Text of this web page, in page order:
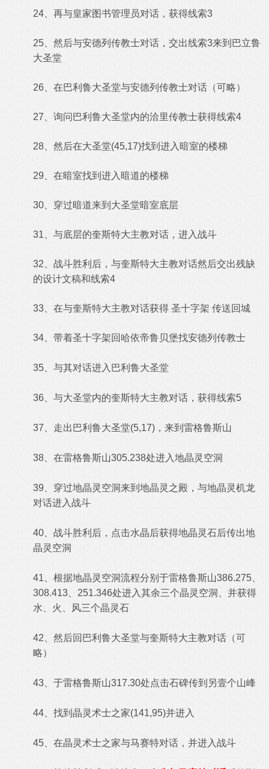
24、再与皇家图书管理员对话，获得线索3
25、然后与安德列传教士对话，交出线索3来到巴立鲁
大圣堂
26、在巴利鲁大圣堂与安德列传教士对话（可略）
27、询问巴利鲁大圣堂内的洽里传教士获得线索4
28、然后在大圣堂(45,17)找到进入暗室的楼梯
29、在暗室找到进入暗道的楼梯
30、穿过暗道来到大圣堂暗室底层
31、与底层的奎斯特大主教对话，进入战斗
32、战斗胜利后，与奎斯特大主教对话然后交出残缺
的设计文稿和线索4
33、在与奎斯特大主教对话获得 圣十字架 传送回城
34、带着圣十字架回哈依帝鲁贝堡找安德列传教士
35、与其对话进入巴利鲁大圣堂
36、与大圣堂内的奎斯特大主教对话，获得线索5
37、走出巴利鲁大圣堂(5,17)，来到雷格鲁斯山
38、在雷格鲁斯山305.238处进入地晶灵空洞
39、穿过地晶灵空洞来到地晶灵之殿，与地晶灵机龙
对话进入战斗
40、战斗胜利后，点击水晶后获得地晶灵石后传出地
晶灵空洞
41、根据地晶灵空洞流程分别于雷格鲁斯山386.275、
308.413、251.346处进入其余三个晶灵空洞、并获得
水、火、风三个晶灵石
42、然后回巴利鲁大圣堂与奎斯特大主教对话（可
略）
43、于雷格鲁斯山317.30处点击石碑传到另壹个山峰
44、找到晶灵术士之家(141,95)并进入
45、在晶灵术士之家与马赛特对话，并进入战斗